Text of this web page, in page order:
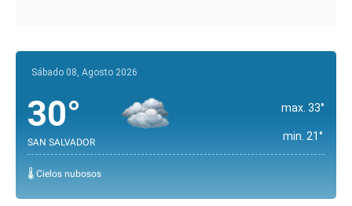
Sábado 08, Agosto 2026
30°
SAN SALVADOR
max. 33°
min. 21°
🌡️ Cielos nubosos